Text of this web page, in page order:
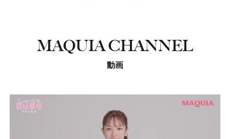
MAQUIA CHANNEL
動画